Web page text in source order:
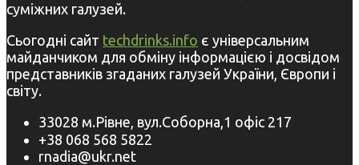
суміжних галузей.
Сьогодні сайт techdrinks.info є універсальним
майданчиком для обміну інформацією і досвідом
представників згаданих галузей України, Європи і
світу.
33028 м.Рівне, вул.Соборна,1 офіс 217
+38 068 568 5822
rnadia@ukr.net